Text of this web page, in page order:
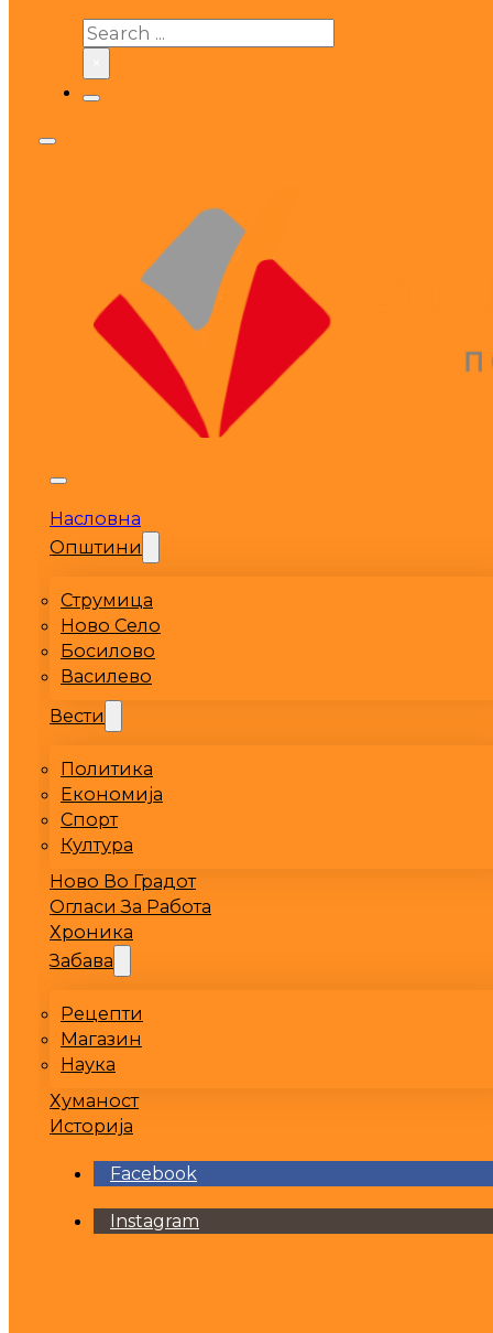
Search
Насловна
Општини
Струмица
Ново Село
Босилово
Василево
Вести
Политика
Економија
Спорт
Култура
Ново Во Градот
Огласи За Работа
Хроника
Забава
Рецепти
Магазин
Наука
Хуманост
Историја
Facebook
Instagram